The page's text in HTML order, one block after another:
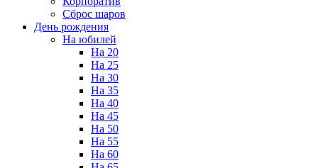
Сброс шаров
День рождения
На юбилей
На 20
На 25
На 30
На 35
На 40
На 45
На 50
На 55
На 60